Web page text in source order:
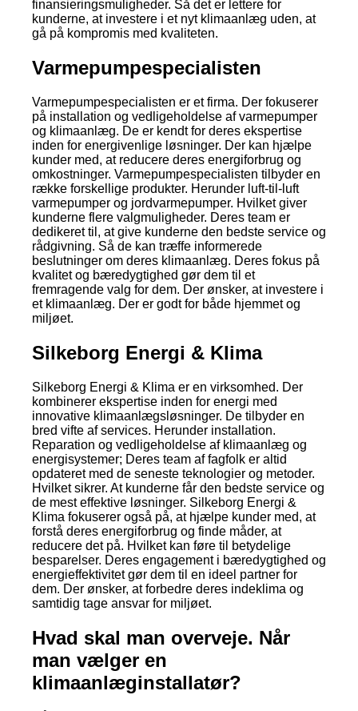
finansieringsmuligheder. Så det er lettere for
kunderne, at investere i et nyt klimaanlæg uden, at
gå på kompromis med kvaliteten.
Varmepumpespecialisten
Varmepumpespecialisten er et firma. Der fokuserer
på installation og vedligeholdelse af varmepumper
og klimaanlæg. De er kendt for deres ekspertise
inden for energivenlige løsninger. Der kan hjælpe
kunder med, at reducere deres energiforbrug og
omkostninger. Varmepumpespecialisten tilbyder en
række forskellige produkter. Herunder luft-til-luft
varmepumper og jordvarmepumper. Hvilket giver
kunderne flere valgmuligheder. Deres team er
dedikeret til, at give kunderne den bedste service og
rådgivning. Så de kan træffe informerede
beslutninger om deres klimaanlæg. Deres fokus på
kvalitet og bæredygtighed gør dem til et
fremragende valg for dem. Der ønsker, at investere i
et klimaanlæg. Der er godt for både hjemmet og
miljøet.
Silkeborg Energi & Klima
Silkeborg Energi & Klima er en virksomhed. Der
kombinerer ekspertise inden for energi med
innovative klimaanlægsløsninger. De tilbyder en
bred vifte af services. Herunder installation.
Reparation og vedligeholdelse af klimaanlæg og
energisystemer; Deres team af fagfolk er altid
opdateret med de seneste teknologier og metoder.
Hvilket sikrer. At kunderne får den bedste service og
de mest effektive løsninger. Silkeborg Energi &
Klima fokuserer også på, at hjælpe kunder med, at
forstå deres energiforbrug og finde måder, at
reducere det på. Hvilket kan føre til betydelige
besparelser. Deres engagement i bæredygtighed og
energieffektivitet gør dem til en ideel partner for
dem. Der ønsker, at forbedre deres indeklima og
samtidig tage ansvar for miljøet.
Hvad skal man overveje. Når
man vælger en
klimaanlæginstallatør?